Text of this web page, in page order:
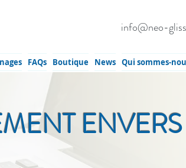
info@neo-
FAQs Boutique News Qui sommes-